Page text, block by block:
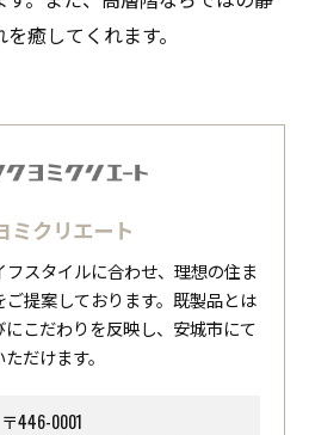
癒してくれます。
ミクリエート
スタイルに合わせ、理想の住ま
提案しております。既製品とは
こだわりを反映し、安城市にて
だけます。
〒446-0001